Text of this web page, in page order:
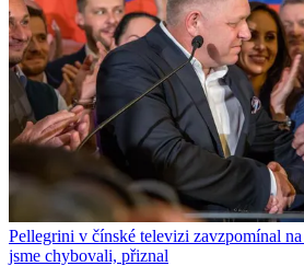
Pellegrini v čínské televizi zavzpomínal
jsme chybovali, přiznal